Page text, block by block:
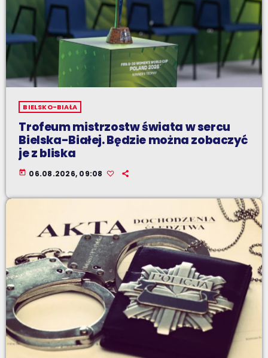
BIELSKO-BIAŁA
Trofeum mistrzostw świata w sercu
Bielska-Białej. Będzie można zobaczyć
je z bliska
today 06.08.2026, 09:08